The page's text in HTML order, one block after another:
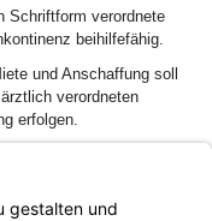
Schriftform verordnete
beihilfefähig.
und Anschaffung soll
verordneten
erfolgen.
und
die technischen